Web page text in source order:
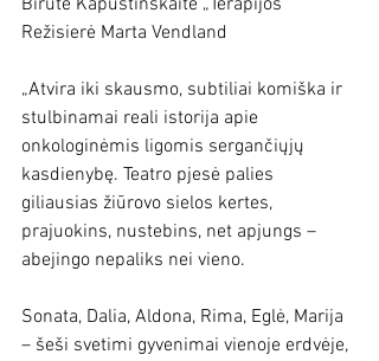
Birutė Kapustinskaitė „Terapijos”
Režisierė Marta Vendland
„Atvira iki skausmo, subtiliai komiška ir
stulbinamai reali istorija apie
onkologinėmis ligomis sergančiųjų
kasdienybę. Teatro pjesė palies
giliausias žiūrovo sielos kertes,
prajuokins, nustebins, net apjungs –
abejingo nepaliks nei vieno.
Sonata, Dalia, Aldona, Rima, Eglė, Marija
– šeši svetimi gyvenimai vienoje erdvėje,